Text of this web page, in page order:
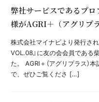
弊社サービスであるプ
様がAGRI＋（アグリプ
株式会社マイナビより発行され
VOL.08』に友の会会員であ
た。 AGRI＋（アグリプラス）
で、ぜひご覧くださ […]